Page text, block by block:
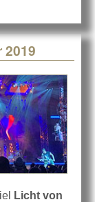
2019
Licht von